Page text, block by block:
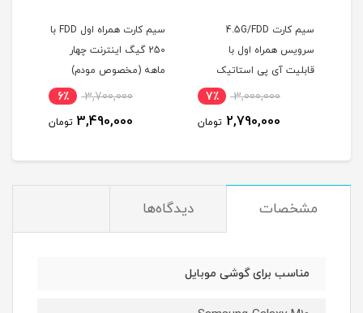
سیم کارت 4.5G/FDD
همراه اول با
آی پی استاتیک
7٪
تومان
سیم کارت همراه اول FDD با
250 گیگ اینترنت چهار
ماهه (مخصوص مودم)
3,700,000 6٪
3,490,000 تومان
سیمکارت مبین نت
FDD/4G/4.5G
مشخصات دیدگاه‌ها
مناسب برای گوشی موبایل